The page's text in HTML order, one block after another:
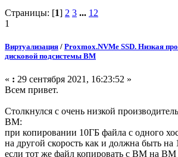
Страницы: [1] 2 3 ... 12
1
Виртуализация / Proxmox.NVMe SSD. Низкая
дисковой подсистемы ВМ
« : 29 сентября 2021, 16:23:52 »
Всем привет.
Столкнулся с очень низкой
ВМ:
при копировании 10ГБ файла с одного
на другой скорость как и должна быть на
если тот же файл копировать с ВМ на